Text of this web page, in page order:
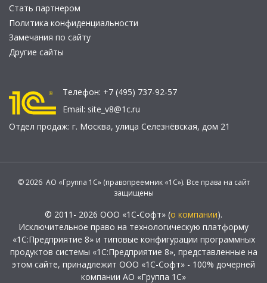
Стать партнером
Политика конфиденциальности
Замечания по сайту
Другие сайты
Телефон: +7 (495) 737-92-57
Email: site_v8@1c.ru
Отдел продаж: г. Москва, улица Селезнёвская, дом 21
© 2026 АО «Группа 1С» (правопреемник «1С»). Все права на сайт
защищены
© 2011- 2026 ООО «1С-Софт» (о компании).
Исключительное право на технологическую платформу
«1С:Предприятие 8» и типовые конфигурации программных
продуктов системы «1С:Предприятие 8», представленные на
этом сайте, принадлежит ООО «1С-Софт» - 100% дочерней
компании АО «Группа 1С»